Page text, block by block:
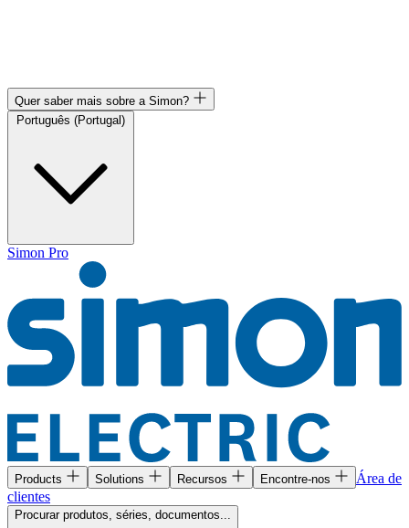
Quer saber mais sobre a Simon?
Simon Pro
Products Solutions Recursos Encontre-nos
Área de
clientes
Procurar produtos, séries, documentos...